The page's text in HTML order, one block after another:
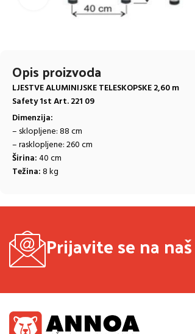
Opis proizvoda
LJESTVE ALUMINIJSKE TELESKOPSKE 2,60 m
Safety 1st Art. 221 09
Dimenzija:
– sklopljene: 88 cm
– rasklopljene: 260 cm
Širina:40 cm
Težina:8 kg
Prijavite se na